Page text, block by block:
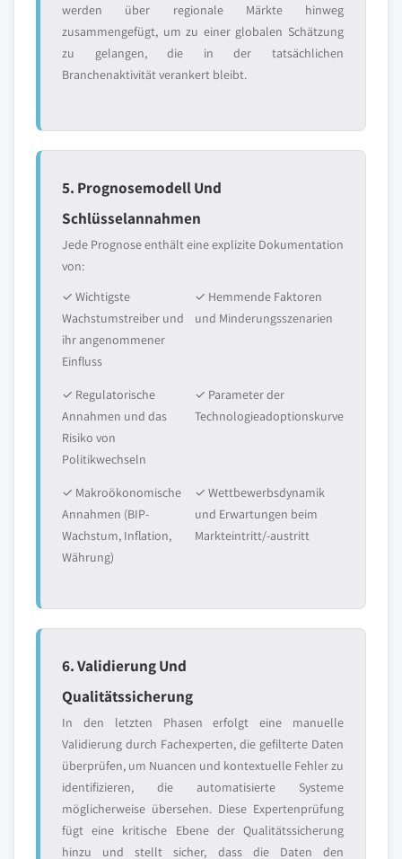
werden über regionale Märkte hinweg
zusammengefügt, um zu einer globalen Schätzung
zu gelangen, die in der tatsächlichen
Branchenaktivität verankert bleibt.
5. Prognosemodell Und
Schlüsselannahmen
Jede Prognose enthält eine explizite Dokumentation
von:
✓ Wichtigste
Wachstumstreiber und
ihr angenommener
Einfluss
✓ Hemmende Faktoren
und Minderungsszenarien
✓ Regulatorische
Annahmen und das
Risiko von
Politikwechseln
✓ Parameter der
Technologieadoptionskurve
✓ Makroökonomische
Annahmen (BIP-
Wachstum, Inflation,
Währung)
✓ Wettbewerbsdynamik
und Erwartungen beim
Markteintritt/-austritt
6. Validierung Und
Qualitätssicherung
In den letzten Phasen erfolgt eine manuelle
Validierung durch Fachexperten, die gefilterte Daten
überprüfen, um Nuancen und kontextuelle Fehler zu
identifizieren, die automatisierte Systeme
möglicherweise übersehen. Diese Expertenprüfung
fügt eine kritische Ebene der Qualitätssicherung
hinzu und stellt sicher, dass die Daten den